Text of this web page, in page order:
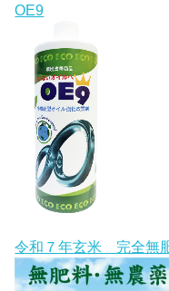
OE9
令和７年玄米 完全無